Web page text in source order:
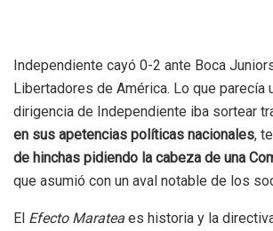
Independiente cayó 0-2 ante Boca
Libertadores de América. Lo que parecía
dirigencia de Independiente iba sortear
en sus apetencias políticas nacionales,
de hinchas pidiendo la cabeza de una
que asumió con un aval notable de los
El Efecto Maratea es historia y la